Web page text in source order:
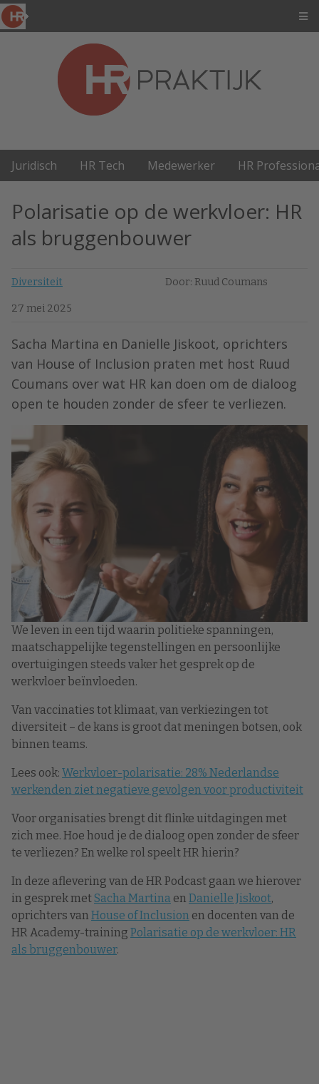
Juridisch HR Tech Medewerker HR
Polarisatie op de werkvloer: HR
als bruggenbouwer
Diversiteit Door: Ruud Coumans
27 mei 2025
Sacha Martina⁠ en ⁠Danielle Jiskoot⁠, oprichters
van ⁠House of Inclusion⁠ praten met host Ruud
Coumans over wat HR kan doen om de dialoog
open te houden zonder de sfeer te verliezen.
We leven in een tijd waarin politieke spanningen,
maatschappelijke tegenstellingen en persoonlijke
overtuigingen steeds vaker het gesprek op de
werkvloer beïnvloeden.
Van vaccinaties tot klimaat, van verkiezingen tot
diversiteit – de kans is groot dat meningen botsen, ook
binnen teams.
Lees ook: Werkvloer-polarisatie: 28% Nederlandse
werkenden ziet negatieve gevolgen voor productiviteit
Voor organisaties brengt dit flinke uitdagingen met
zich mee. Hoe houd je de dialoog open zonder de sfeer
te verliezen? En welke rol speelt HR hierin?
In deze aflevering van de HR Podcast gaan we hierover
in gesprek met Sacha Martina en Danielle Jiskoot,
oprichters van House of Inclusion en docenten van de
HR Academy-training Polarisatie op de werkvloer: HR
als bruggenbouwer.